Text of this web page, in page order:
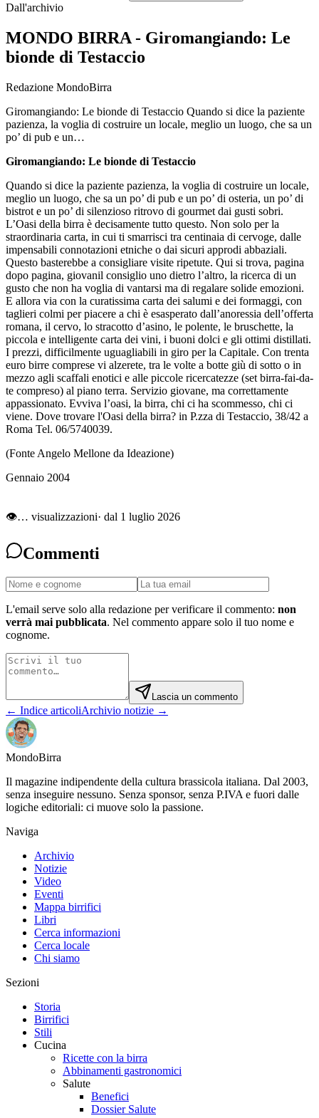
Dall'archivio
MONDO BIRRA - Giromangiando: Le
bionde di Testaccio
Redazione MondoBirra
Giromangiando: Le bionde di Testaccio Quando si dice la paziente
pazienza, la voglia di costruire un locale, meglio un luogo, che sa un
po’ di pub e un…
Giromangiando: Le bionde di Testaccio
Quando si dice la paziente pazienza, la voglia di costruire un locale,
meglio un luogo, che sa un po’ di pub e un po’ di osteria, un po’ di
bistrot e un po’ di silenzioso ritrovo di gourmet dai gusti sobri.
L’Oasi della birra è decisamente tutto questo. Non solo per la
straordinaria carta, in cui ti smarrisci tra centinaia di cervoge, dalle
impensabili connotazioni etniche o dai sicuri approdi abbaziali.
Questo basterebbe a consigliare visite ripetute. Qui si trova, pagina
dopo pagina, giovanil consiglio uno dietro l’altro, la ricerca di un
gusto che non ha voglia di vantarsi ma di regalare solide emozioni.
E allora via con la curatissima carta dei salumi e dei formaggi, con
taglieri colmi per piacere a chi è esasperato dall’anoressia dell’offerta
romana, il cervo, lo stracotto d’asino, le polente, le bruschette, la
piccola e intelligente carta dei vini, i buoni dolci e gli ottimi distillati.
I prezzi, difficilmente uguagliabili in giro per la Capitale. Con trenta
euro birre comprese vi alzerete, tra le volte a botte giù di sotto o in
mezzo agli scaffali enotici e alle piccole ricercatezze (set birra-fai-da-
te compreso) al piano terra. Servizio giovane, ma correttamente
appassionato. Evviva l’oasi, la birra, chi ci ha scommesso, chi ci
viene. Dove trovare l'Oasi della birra? in P.zza di Testaccio, 38/42 a
Roma Tel. 06/5740039.
(Fonte Angelo Mellone da Ideazione)
Gennaio 2004
👁… visualizzazioni· dal 1 luglio 2026
Commenti
L'email serve solo alla redazione per verificare il commento: non
verrà mai pubblicata. Nel commento appare solo il tuo nome e
cognome.
Lascia un commento
← Indice articoliArchivio notizie →
MondoBirra
Il magazine indipendente della cultura brassicola italiana. Dal 2003,
senza inseguire nessuno. Senza sponsor, senza P.IVA e fuori dalle
logiche editoriali: ci muove solo la passione.
Naviga
Archivio
Notizie
Video
Eventi
Mappa birrifici
Libri
Cerca informazioni
Cerca locale
Chi siamo
Sezioni
Storia
Birrifici
Stili
Cucina
Ricette con la birra
Abbinamenti gastronomici
Salute
Benefici
Dossier Salute